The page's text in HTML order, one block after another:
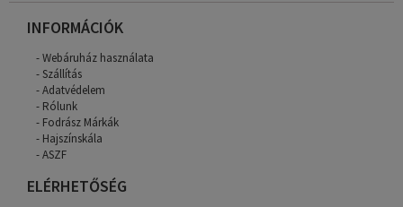
INFORMÁCIÓK
Webáruház használata
Szállítás
Adatvédelem
Rólunk
Fodrász Márkák
Hajszínskála
ASZF
ELÉRHETŐSÉG